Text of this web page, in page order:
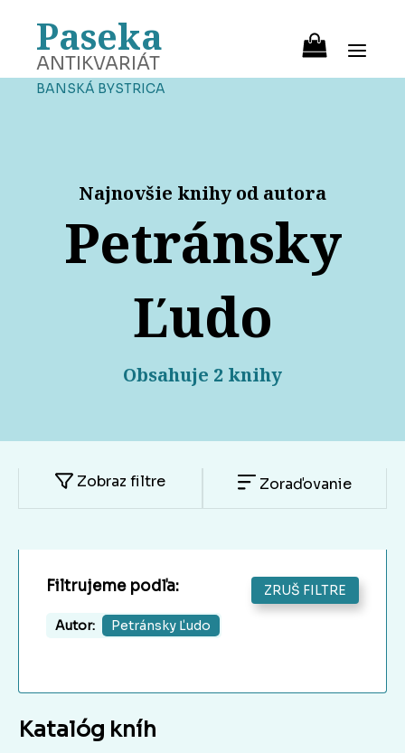
Paseka
ANTIKVARIÁT
BANSKÁ BYSTRICA
Najnovšie knihy od autora
Petránsky
Ľudo
Obsahuje 2 knihy
Zobraz filtre Zoraďovanie
Filtrujeme podľa: ZRUŠ FILTRE
Autor: Petránsky Ľudo
Katalóg kníh